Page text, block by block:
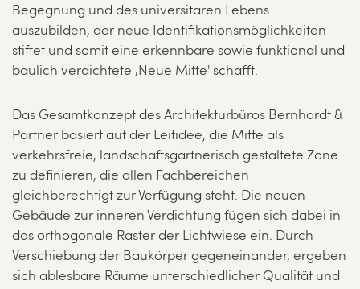
Begegnung und des universitären Lebens
auszubilden, der neue Identifikationsmöglichkeiten
stiftet und somit eine erkennbare sowie funktional und
baulich verdichtete ‚Neue Mitte' schafft.
Das Gesamtkonzept des Architekturbüros Bernhardt &
Partner basiert auf der Leitidee, die Mitte als
verkehrsfreie, landschaftsgärtnerisch gestaltete Zone
zu definieren, die allen Fachbereichen
gleichberechtigt zur Verfügung steht. Die neuen
Gebäude zur inneren Verdichtung fügen sich dabei in
das orthogonale Raster der Lichtwiese ein. Durch
Verschiebung der Baukörper gegeneinander, ergeben
sich ablesbare Räume unterschiedlicher Qualität und